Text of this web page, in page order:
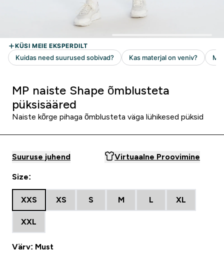
MP naiste Shape õmblusteta
püksisääred
Naiste kõrge pihaga õmblusteta väga lühikesed püksid
Suuruse juhend Virtuaalne Proovimine
Size:
XXS XS S M L XL
XXL
Värv: Must